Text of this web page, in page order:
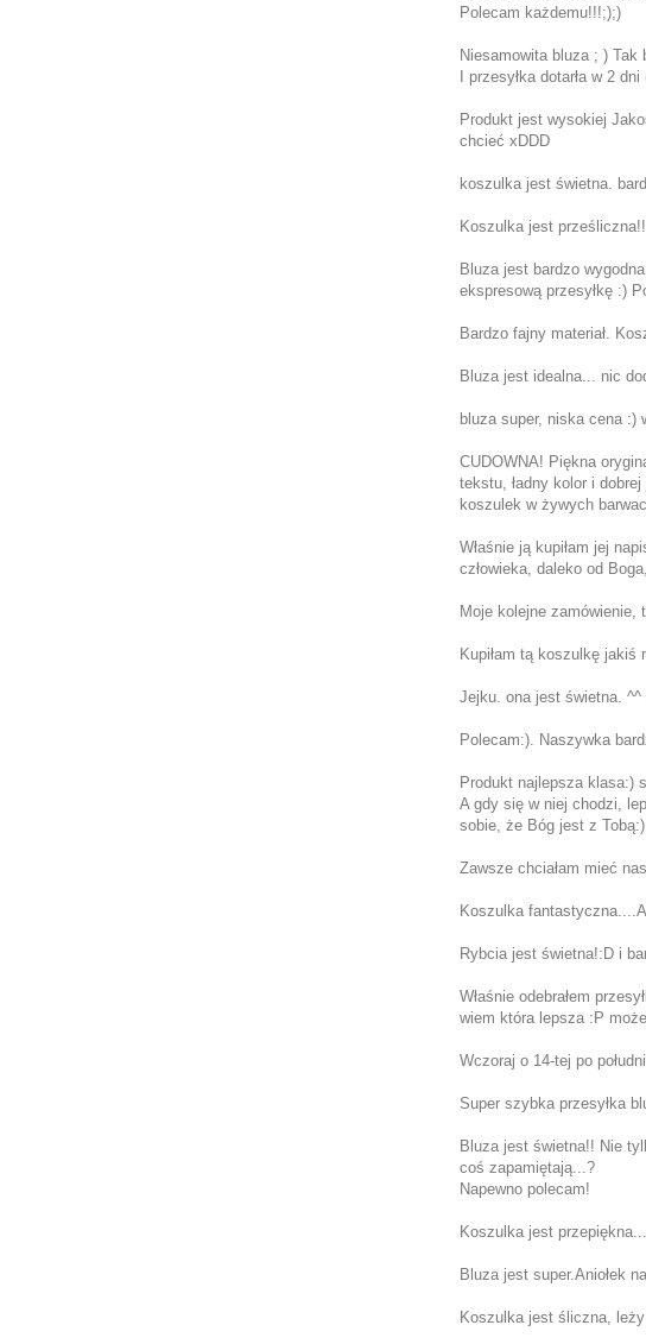
Polecam każdemu!!!;);)
Niesamowita bluza ; ) Tak
I przesyłka dotarła w 2
Produkt jest wysokiej
chcieć xDDD
koszulka jest świetna.
Koszulka jest
Bluza jest bardzo
ekspresową przesyłkę :)
Bardzo fajny materiał.
Bluza jest idealna... nic
bluza super, niska cena :)
CUDOWNA! Piękna
tekstu, ładny kolor i
koszulek w żywych
Właśnie ją kupiłam jej
człowieka, daleko od
Moje kolejne
Kupiłam tą koszulkę jakiś
Jejku. ona jest świetna.
Polecam:). Naszywka
Produkt najlepsza klasa:)
A gdy się w niej chodzi,
sobie, że Bóg jest z Tobą:)
Zawsze chciałam mieć
Koszulka
Rybcia jest świetna!:D i
Właśnie odebrałem
wiem która lepsza :P
Wczoraj o 14-tej po
Super szybka przesyłka
Bluza jest świetna!! Nie
coś zapamiętają...?
Napewno polecam!
Koszulka jest
Bluza jest super.Aniołek
Koszulka jest śliczna,